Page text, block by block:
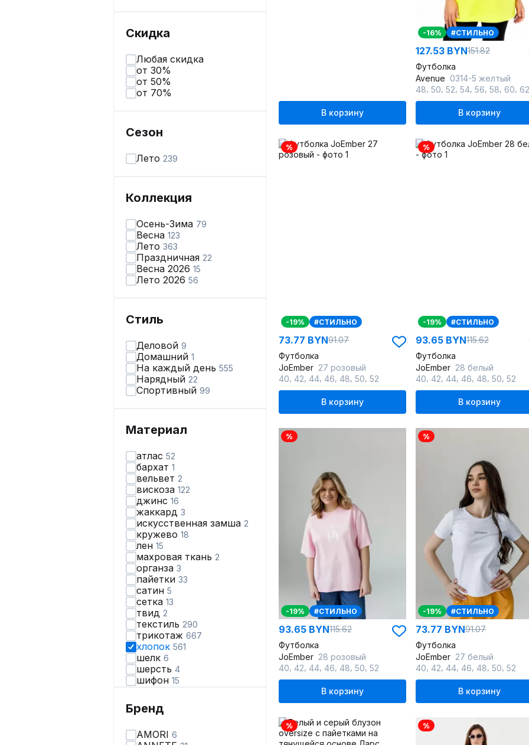
Скидка
Любая скидка
от 30%
от 50%
от 70%
Сезон
Лето 239
Коллекция
Осень-Зима 79
Весна 123
Лето 363
Праздничная 22
Весна 2026 15
Лето 2026 56
Стиль
Деловой 9
Домашний 1
На каждый день 555
Нарядный 22
Спортивный 99
Материал
атлас 52
бархат 1
вельвет 2
вискоза 122
джинс 16
жаккард 3
искусственная замша 2
кружево 18
лен 15
махровая ткань 2
органза 3
пайетки 33
сатин 5
сетка 13
твид 2
текстиль 290
трикотаж 667
хлопок 561
шелк 6
шерсть 4
шифон 15
Бренд
AMORI 6
В корзину
-16% #СТИЛЬНО
127.53 BYN151.82
Футболка
Avenue 0314-5 желтый
48 50 52 54 56 58 60 62
В корзину
%
-19% #СТИЛЬНО
73.77 BYN91.07
Футболка
JoEmber 27 розовый
40 42 44 46 48 50 52
В корзину
%
-19% #СТИЛЬНО
93.65 BYN115.62
Футболка
JoEmber 28 белый
40 42 44 46 48 50 52
В корзину
%
-19% #СТИЛЬНО
93.65 BYN115.62
Футболка
JoEmber 28 розовый
40 42 44 46 48 50 52
В корзину
%
-19% #СТИЛЬНО
73.77 BYN91.07
Футболка
JoEmber 27 белый
40 42 44 46 48 50 52
В корзину
% %